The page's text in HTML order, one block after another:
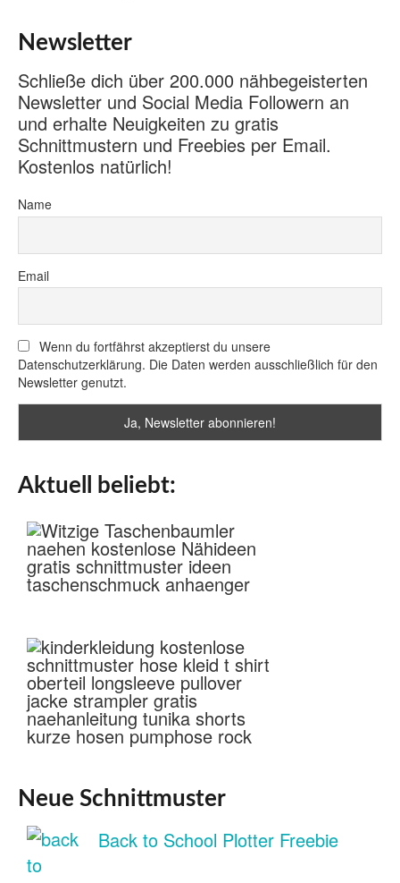
Newsletter
Schließe dich über 200.000 nähbegeisterten
Newsletter und Social Media Followern an
und erhalte Neuigkeiten zu gratis
Schnittmustern und Freebies per Email.
Kostenlos natürlich!
Name
Email
Wenn du fortfährst akzeptierst du unsere
Datenschutzerklärung. Die Daten werden ausschließlich für den
Newsletter genutzt.
Aktuell beliebt:
Neue Schnittmuster
Back to School Plotter Freebie